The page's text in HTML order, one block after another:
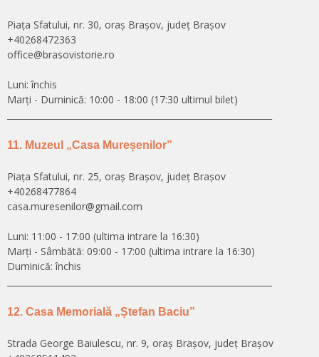
Piaţa Sfatului, nr. 30, oraș Brașov, județ Brașov
+40268472363
office@brasovistorie.ro
Luni: închis
Marți - Duminică: 10:00 - 18:00 (17:30 ultimul bilet)
11. Muzeul „Casa Mureșenilor”
Piața Sfatului, nr. 25, oraș Brașov, județ Brașov
+40268477864
casa.muresenilor@gmail.com
Luni: 11:00 - 17:00 (ultima intrare la 16:30)
Marți - Sâmbătă: 09:00 - 17:00 (ultima intrare la 16:30)
Duminică: închis
12. Casa Memorială „Ștefan Baciu”
Strada George Baiulescu, nr. 9, oraș Brașov, județ Brașov